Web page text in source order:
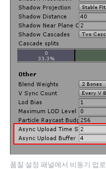
품질 설정 패널에서 비동기 업